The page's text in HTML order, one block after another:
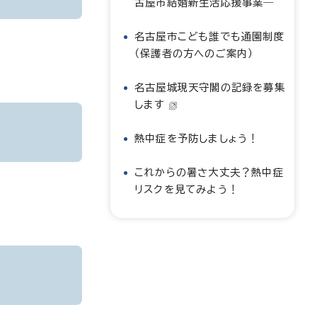
古屋市結婚新生活応援事業―
名古屋市こども誰でも通園制度
（保護者の方へのご案内）
名古屋城現天守閣の記録を募集
します
熱中症を予防しましょう！
これからの暑さ大丈夫？熱中症
リスクを見てみよう！